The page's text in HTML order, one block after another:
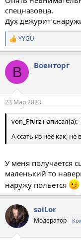
спецназовца.
Дух дежурит
Р
е
к
и
YYGU
В Военторг
23 Мар 2023
von_Pfurz написал(а):
А ссать из неё как, не
У меня получается
маленький то
наружу польется
saiLor
Модератор